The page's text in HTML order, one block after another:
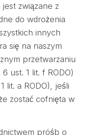
związane z
do wdrożenia
innych
się na naszym
przetwarzaniu
ust. 1 lit. f RODO)
lit. a RODO), jeśli
zostać cofnięta w
próśb o